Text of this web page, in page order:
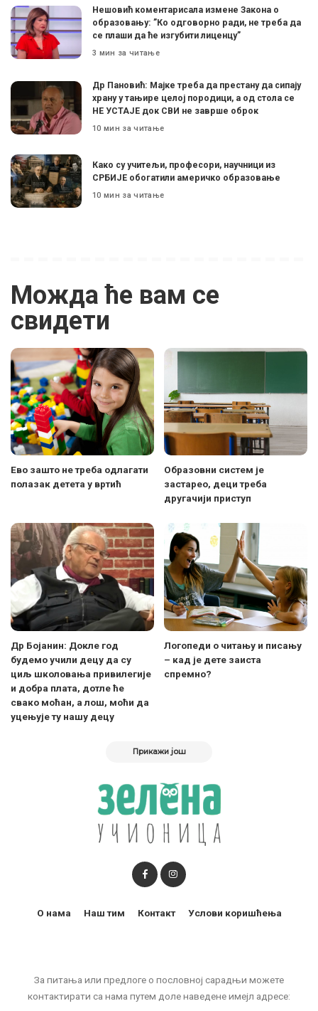
Нешовић коментарисала измене Закона о
образовању: ”Ко одговорно ради, не треба да
се плаши да ће изгубити лиценцу”
3 мин за читање
Др Пановић: Мајке треба да престану да сипају
храну у тањире целој породици, а од стола се
НЕ УСТАЈЕ док СВИ не заврше оброк
10 мин за читање
Како су учитељи, професори, научници из
СРБИЈЕ обогатили америчко образовање
10 мин за читање
Можда ће вам се
свидети
Ево зашто не треба одлагати
полазак детета у вртић
Образовни систем је
застарео, деци треба
другачији приступ
Др Бојанин: Докле год
будемо учили децу да су
циљ школовања привилегије
и добра плата, дотле ће
свако моћан, а лош, моћи да
уце­њује ту нашу децу
Логопеди о читању и писању
– кад је дете заиста
спремно?
Прикажи још
За питања или предлоге о пословној сарадњи можете
контактирати са нама путем доле наведене имејл адресе:
О нама Наш тим Контакт Услови коришћења